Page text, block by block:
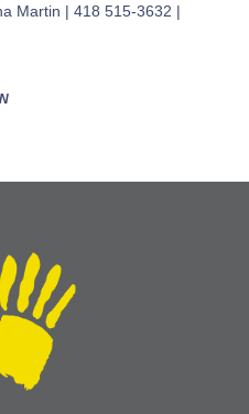
Martin | 418 515-3632 |